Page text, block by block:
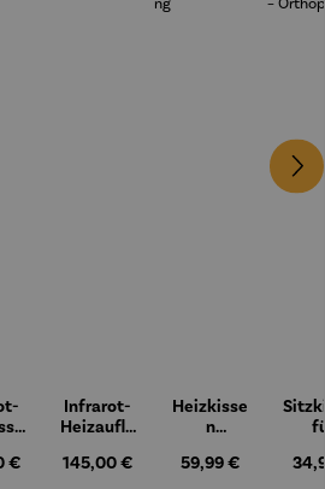
Preis:
€
Infrarot-
Heizaufla
Regulärer Preis:
145,00 €
Heizkisse
n
deckung
Regulärer Preis:
59,99 €